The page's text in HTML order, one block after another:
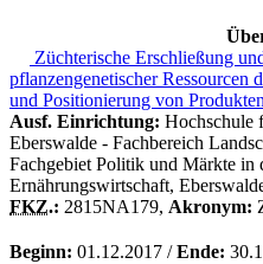
Züchterische Erschließung
pflanzengenetischer Ressourcen
und Positionierung von
Ausf. Einrichtung: Hochschule
Eberswalde - Fachbereich
Fachgebiet Politik und Märkte in
Ernährungswirtschaft,
FKZ.: 2815NA179, Akronym:
Beginn: 01.12.2017 /Ende: